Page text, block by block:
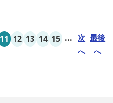
11 12 13 14 15 ... 次
へ
最後
へ